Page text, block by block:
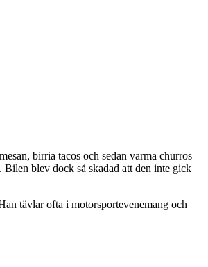
birria tacos och sedan varma churros
Bilen blev dock så skadad att den inte gick
tävlar ofta i motorsportevenemang och